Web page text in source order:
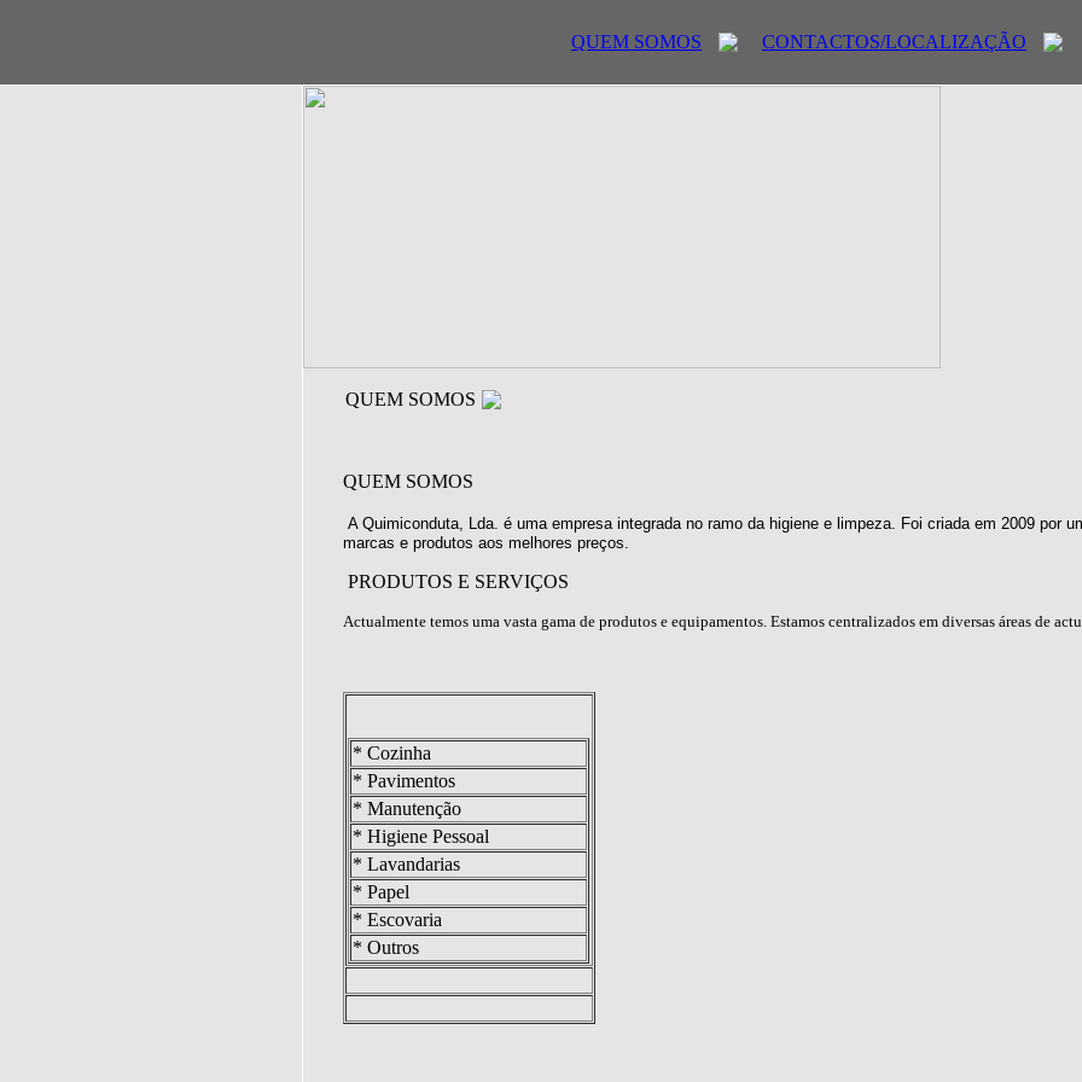
QUEM SOMOS CONTACTOS/LOCALIZAÇÃO
QUEM SOMOS
QUEM SOMOS
A Quimiconduta, Lda. é uma empresa integrada no ramo da higiene e limpeza. Foi criada em 2009 por
marcas e produtos aos melhores preços.
PRODUTOS E SERVIÇOS
Actualmente temos uma vasta gama de produtos e equipamentos. Estamos centralizados em diversas áreas de
* Cozinha
* Pavimentos
* Manutenção
* Higiene Pessoal
* Lavandarias
* Papel
* Escovaria
* Outros